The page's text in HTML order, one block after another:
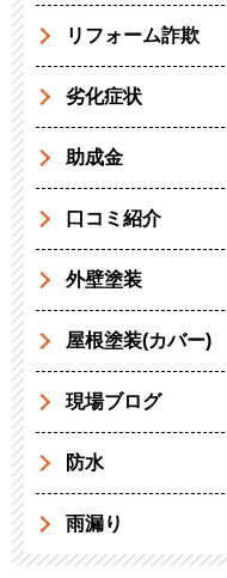
リフォーム詐欺
劣化症状
助成金
口コミ紹介
外壁塗装
屋根塗装(カバー)
現場ブログ
防水
雨漏り